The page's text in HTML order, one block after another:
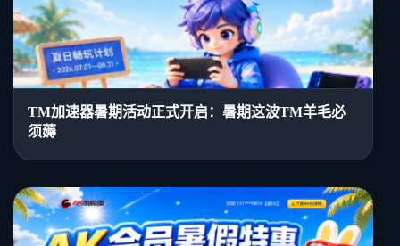
TM加速器暑期活动正式开启：暑期这波TM羊毛必
须薅